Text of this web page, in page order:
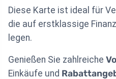
Diese Karte ist ideal für
die auf erstklassige
legen.
Genießen Sie zahlreiche
Einkäufe und